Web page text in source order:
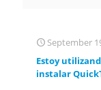
September
Estoy
instalar